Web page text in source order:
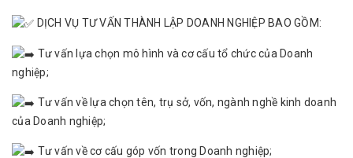
DỊCH VỤ TƯ VẤN THÀNH LẬP DOANH NGHIỆP BAO GỒM:
Tư vấn lựa chọn mô hình và cơ cấu tổ chức của Doanh
nghiệp;
Tư vấn về lựa chọn tên, trụ sở, vốn, ngành nghề kinh doanh
của Doanh nghiệp;
Tư vấn về cơ cấu góp vốn trong Doanh nghiệp;